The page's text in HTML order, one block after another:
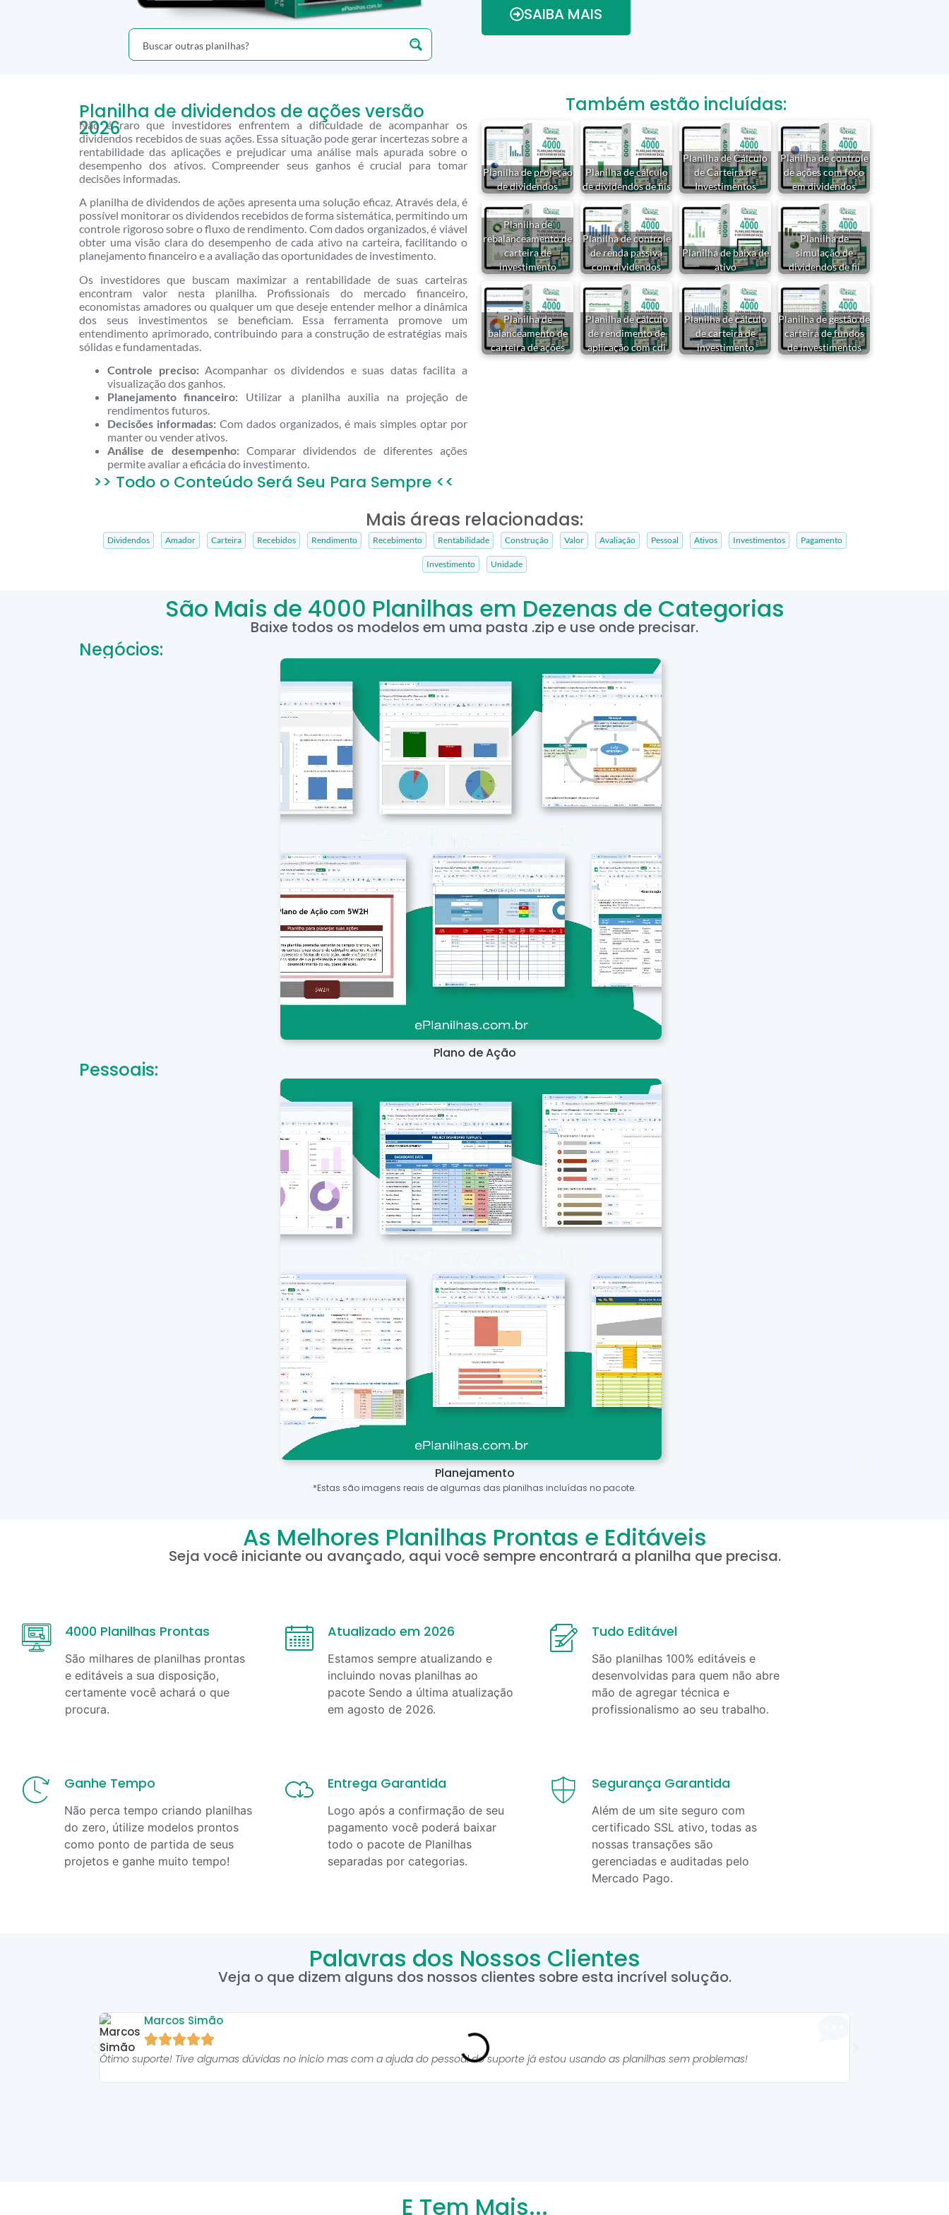
SAIBA MAIS
Planilha de dividendos de ações versão
2026
Não é raro que investidores enfrentem a dificuldade de acompanhar os
dividendos recebidos de suas ações. Essa situação pode gerar incertezas sobre a
rentabilidade das aplicações e prejudicar uma análise mais apurada sobre o
desempenho dos ativos. Compreender seus ganhos é crucial para tomar
decisões informadas.
A planilha de dividendos de ações apresenta uma solução eficaz. Através dela, é
possível monitorar os dividendos recebidos de forma sistemática, permitindo um
controle rigoroso sobre o fluxo de rendimento. Com dados organizados, é viável
obter uma visão clara do desempenho de cada ativo na carteira, facilitando o
planejamento financeiro e a avaliação das oportunidades de investimento.
Os investidores que buscam maximizar a rentabilidade de suas carteiras
encontram valor nesta planilha. Profissionais do mercado financeiro,
economistas amadores ou qualquer um que deseje entender melhor a dinâmica
dos seus investimentos se beneficiam. Essa ferramenta promove um
entendimento aprimorado, contribuindo para a construção de estratégias mais
sólidas e fundamentadas.
Controle preciso:Acompanhar os dividendos e suas datas facilita a
visualização dos ganhos.
Planejamento financeiro: Utilizar a planilha auxilia na projeção de
rendimentos futuros.
Decisões informadas: Com dados organizados, é mais simples optar por
manter ou vender ativos.
Análise de desempenho:Comparar dividendos de diferentes ações
permite avaliar a eficácia do investimento.
>> Todo o Conteúdo Será Seu Para Sempre <<
Também estão incluídas:
Planilha de projeção
de dividendos
Planilha de cálculo
de dividendos de fiis
Planilha de Cálculo
de Carteira de
Investimentos
Planilha de controle
de ações com foco
em dividendos
Planilha de
rebalanceamento de
carteira de
investimento
Planilha de controle
de renda passiva
com dividendos
Planilha de baixa de
ativo
Planilha de
simulação de
dividendos de fii
Planilha de
balanceamento de
carteira de ações
Planilha de cálculo
de rendimento de
aplicação com cdi
Planilha de cálculo
de carteira de
investimento
Planilha de gestão de
carteira de fundos
de investimentos
Mais áreas relacionadas:
Dividendos Amador Carteira Recebidos Rendimento Recebimento Rentabilidade Construção Valor Avaliação Pessoal Ativos Investimentos Pagamento
Investimento Unidade
São Mais de 4000 Planilhas em Dezenas de Categorias
Baixe todos os modelos em uma pasta .zip e use onde precisar.
Negócios:
Plano de Ação
Pessoais:
Planejamento
*Estas são imagens reais de algumas das planilhas incluídas no pacote.
As Melhores Planilhas Prontas e Editáveis
Seja você iniciante ou avançado, aqui você sempre encontrará a planilha que precisa.
4000 Planilhas Prontas
São milhares de planilhas prontas
e editáveis a sua disposição,
certamente você achará o que
procura.
Atualizado em 2026
Estamos sempre atualizando e
incluindo novas planilhas ao
pacote Sendo a última atualização
em agosto de 2026.
Tudo Editável
São planilhas 100% editáveis e
desenvolvidas para quem não abre
mão de agregar técnica e
profissionalismo ao seu trabalho.
Ganhe Tempo
Não perca tempo criando planilhas
do zero, útilize modelos prontos
como ponto de partida de seus
projetos e ganhe muito tempo!
Entrega Garantida
Logo após a confirmação de seu
pagamento você poderá baixar
todo o pacote de Planilhas
separadas por categorias.
Segurança Garantida
Além de um site seguro com
certificado SSL ativo, todas as
nossas transações são
gerenciadas e auditadas pelo
Mercado Pago.
Palavras dos Nossos Clientes
Veja o que dizem alguns dos nossos clientes sobre esta incrível solução.
Marcos Simão

Ótimo suporte! Tive algumas dúvidas no inicio mas com a ajuda do pessoal do suporte já estou usando as planilhas sem problemas!
E Tem Mais...